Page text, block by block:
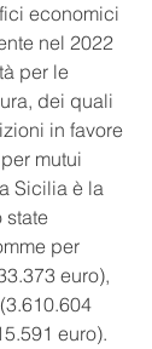
economici
nel 2022
per le
dei quali
in favore
mutui
Sicilia è la
state
per
euro),
euro).